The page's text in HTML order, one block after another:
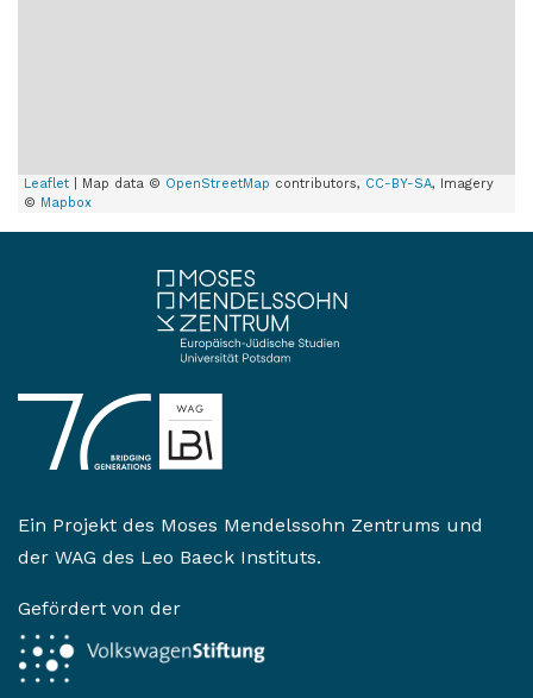
Leaflet | Map data © OpenStreetMap contributors, CC-BY-SA, Imagery
© Mapbox
Ein Projekt des Moses Mendelssohn Zentrums und
der WAG des Leo Baeck Instituts.
Gefördert von der